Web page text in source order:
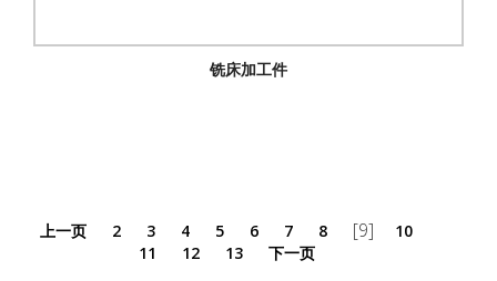
铣床加工件
上一页 2 3 4 5 6 7 8 [9]
10
11
12 13 下一页